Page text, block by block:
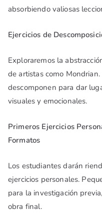
absorbiendo valiosas
Ejercicios de
Exploraremos la
de artistas como
descomponen para dar
visuales y emocionales.
Primeros Ejercicios
Formatos
Los estudiantes darán
ejercicios personales.
para la investigación
obra final.